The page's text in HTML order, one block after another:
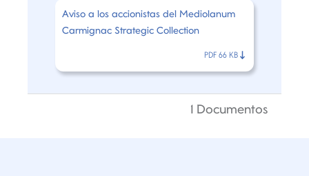
Aviso a los accionistas del Mediolanum
Carmignac Strategic Collection
PDF 66 KB
1 Documentos